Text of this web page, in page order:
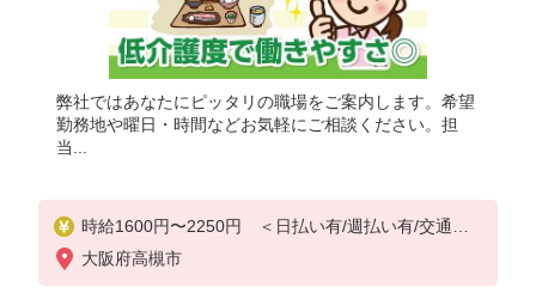
弊社ではあなたにピッタリの職場をご案内します。希望
勤務地や曜日・時間などお気軽にご相談ください。担
当...
時給1600円〜2250円 ＜日払い有/週払い有/交通費
全支給(ガソリン代含む)＞
大阪府高槻市